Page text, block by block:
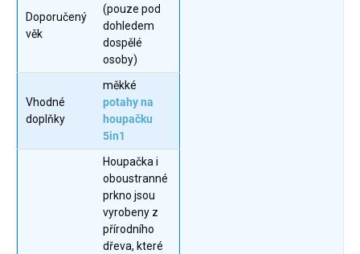
Doporučený
věk
(pouze pod
dohledem
dospělé
osoby)
Vhodné
doplňky
měkké
potahy na
houpačku
5in1
Houpačka i
oboustranné
prkno jsou
vyrobeny z
přírodního
dřeva, které